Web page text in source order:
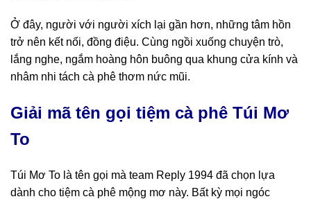
Ở đây, người với người xích lại gần hơn, những tâm hồn
trở nên kết nối, đồng điệu. Cùng ngồi xuống chuyện trò,
lắng nghe, ngắm hoàng hôn buông qua khung cửa kính và
nhâm nhi tách cà phê thơm nức mũi.
Giải mã tên gọi tiệm cà phê Túi Mơ
To
Túi Mơ To là tên gọi mà team Reply 1994 đã chọn lựa
dành cho tiệm cà phê mộng mơ này. Bất kỳ mọi ngóc